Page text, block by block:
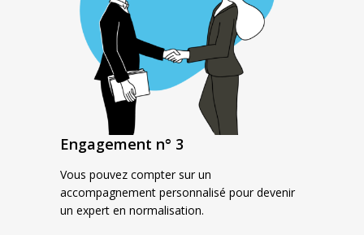
Engagement n° 3
Vous pouvez compter sur un
accompagnement personnalisé pour devenir
un expert en normalisation.